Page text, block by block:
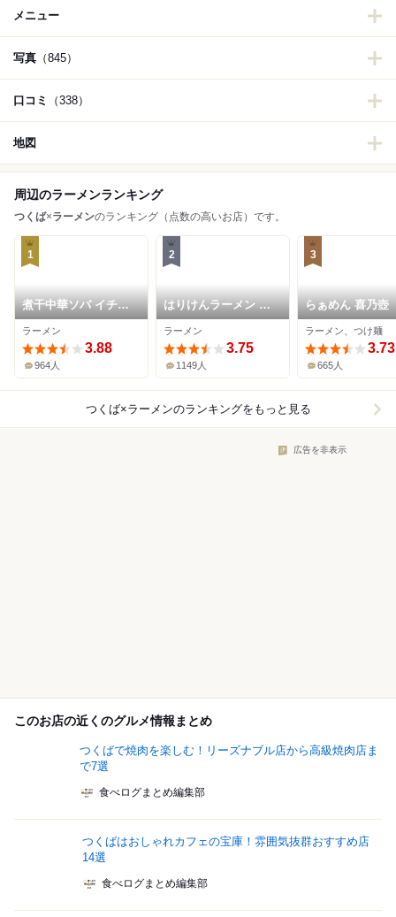
メニュー
写真 （845）
口コミ （338）
地図
周辺のラーメンランキング
つくば×ラーメンのランキング（点数の高いお店）です。
1
煮干中華ソバ イチカ
ワ
ラーメン
3.88
964人
2
はりけんラーメン 本
店
ラーメン
3.75
1149人
3
らぁめん 喜乃壺
ラーメン、つけ麺
3.73
665人
つくば×ラーメンのランキングをもっと見る
広告を非表示
このお店の近くのグルメ情報まとめ
つくばで焼肉を楽しむ！リーズナブル店から高級焼肉店ま
で7選
食べログまとめ編集部
つくばはおしゃれカフェの宝庫！雰囲気抜群おすすめ店
14選
食べログまとめ編集部